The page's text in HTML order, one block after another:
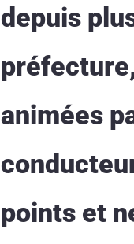
depuis
animées
points et